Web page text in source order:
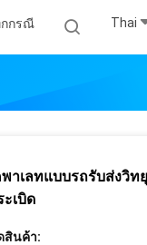
กรณี Thai
าเลทแบบรถรับส่งวิท
เบิด
สินค้า: